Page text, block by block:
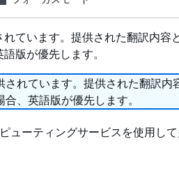
ています。提供された翻訳内容
版が優先します。
れています。提供された翻訳内
、英語版が優先します。
ューティングサービスを使用し